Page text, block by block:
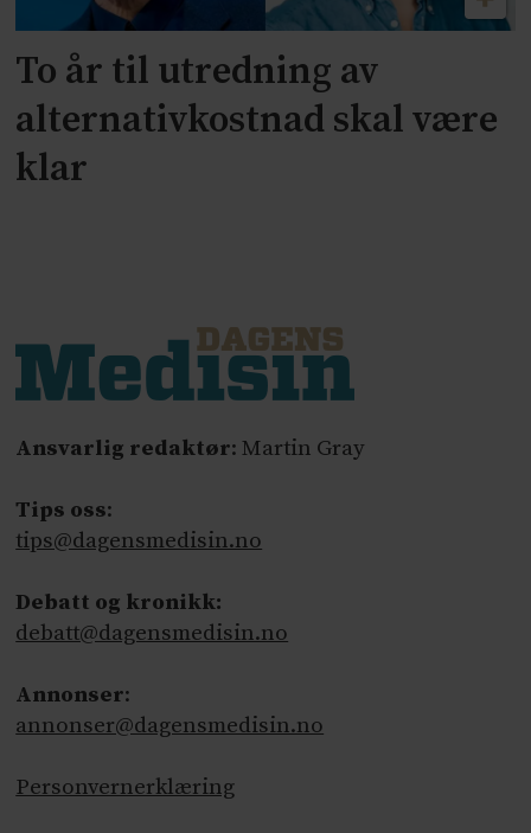
To år til utredning av
alternativkostnad skal være
klar
Ansvarlig redaktør: Martin Gray
Tips oss:
tips@dagensmedisin.no
Debatt og kronikk:
debatt@dagensmedisin.no
Annonser:
annonser@dagensmedisin.no
Personvernerklæring